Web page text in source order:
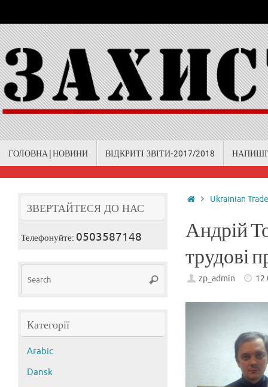
to
content
ГОЛОВНА|НОВИНИ ВІДКРИТІ ЗВІТИ-2017/2018
HomeUkrainian
Андрій
трудові
zp_admin
ЗВЕРТАЙТЕСЯ ДО НАС
Телефонуйте: 0503587148
Search
Search
Категорії
Arabic
Dansk